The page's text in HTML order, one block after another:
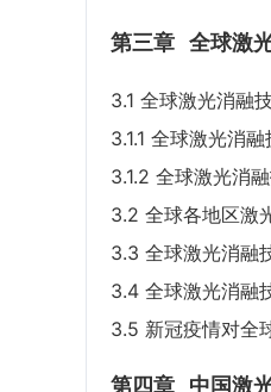
第三章 全球激
3.1 全球激光消融
3.1.1 全球激光消
3.1.2 全球激光消
3.2 全球各地区激
3.3 全球激光消融
3.4 全球激光消融
3.5 新冠疫情对全
第四章 中国激